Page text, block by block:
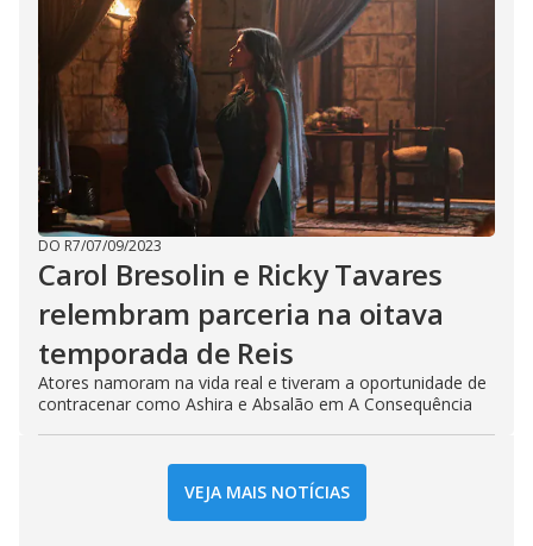
DO R7/07/09/2023
Carol Bresolin e Ricky Tavares
relembram parceria na oitava
temporada de Reis
Atores namoram na vida real e tiveram a oportunidade de
contracenar como Ashira e Absalão em A Consequência
VEJA MAIS NOTÍCIAS